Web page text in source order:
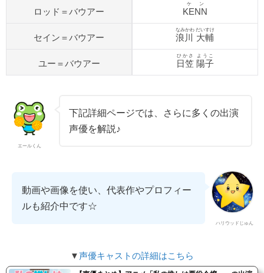
ロッド＝バウアー KENN
ケン
セイン＝バウアー 浪川 大輔
なみかわ だいすけ
ユー＝バウアー 日笠 陽子
ひかさ ようこ
エールくん
下記詳細ページでは、さらに多くの出演
声優を解説♪
ハリウッドじゅん
動画や画像を使い、代表作やプロフィー
ルも紹介中です☆
▼声優キャストの詳細はこちら